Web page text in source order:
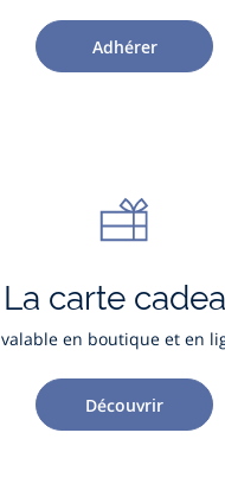
Adhérer
La carte
valable en boutique et en
Découvrir